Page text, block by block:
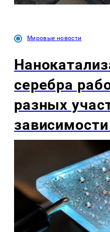
Мировые новости
серебра
разных